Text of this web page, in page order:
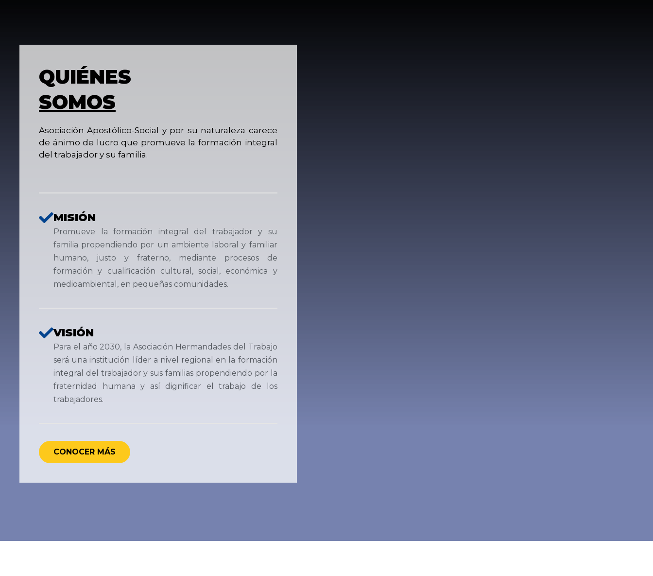
QUIÉNES
SOMOS
Asociación Apostólico-Social y por su naturaleza carece
de ánimo de lucro que promueve la formación integral
del trabajador y su familia.
MISIÓN
Promueve la formación integral del trabajador y su
familia propendiendo por un ambiente laboral y familiar
humano, justo y fraterno, mediante procesos de
formación y cualificación cultural, social, económica y
medioambiental, en pequeñas comunidades.
VISIÓN
Para el año 2030, la Asociación Hermandades del Trabajo
será una institución líder a nivel regional en la formación
integral del trabajador y sus familias propendiendo por la
fraternidad humana y así dignificar el trabajo de los
trabajadores.
CONOCER MÁS